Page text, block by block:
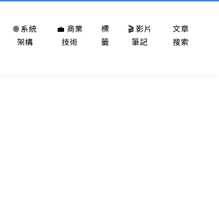
🌐 系統
架構
💼 商業
技術
標
籤
🎬 影片
筆記
文章
搜索